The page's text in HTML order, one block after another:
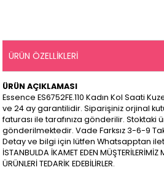
ÜRÜN ÖZELLIKLERI
ÜRÜN AÇIKLAMASI
Essence ES6752FE.110 Kadın Kol Saati
ve 24 ay garantilidir. Siparişiniz orjinal
faturası ile tarafınıza gönderilir. Stoktaki
gönderilmektedir. Vade Farksız 3-6-9
Detay ve bilgi için lütfen Whatsapptan
İSTANBULDA İKAMET EDEN
ÜRÜNLERİ TEDARİK EDEBİLİRLER.